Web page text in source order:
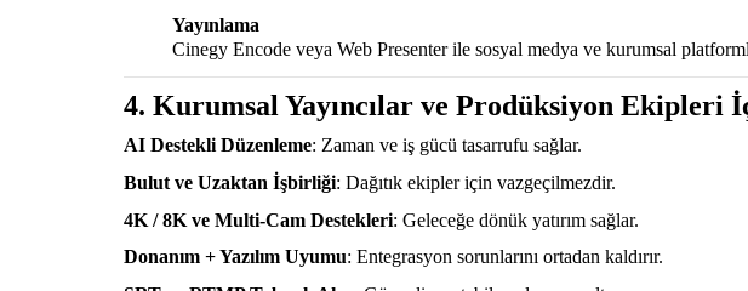
Yayınlama
Cinegy Encode veya Web Presenter ile sosyal medya ve kurumsal
4. Kurumsal Yayıncılar ve Prodüksiyon Ekipleri
AI Destekli Düzenleme: Zaman ve iş gücü tasarrufu sağlar.
Bulut ve Uzaktan İşbirliği: Dağıtık ekipler için vazgeçilmezdir.
4K / 8K ve Multi-Cam Destekleri: Geleceğe dönük yatırım sağlar.
Donanım + Yazılım Uyumu: Entegrasyon sorunlarını ortadan kaldırır.